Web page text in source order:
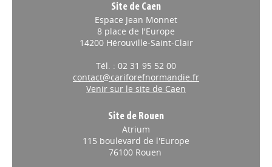
Site de Caen
Espace Jean Monnet
8 place de l'Europe
14200 Hérouville-Saint-Clair
Tél. : 02 31 95 52 00
contact@cariforefnormandie.fr
Venir sur le site de Caen
Site de Rouen
Atrium
115 boulevard de l'Europe
76100 Rouen